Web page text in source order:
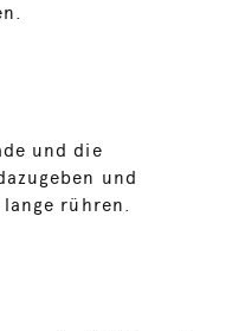
und die
und
rühren.